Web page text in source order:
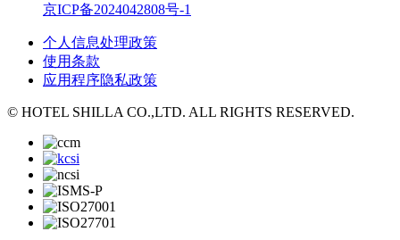
京ICP备2024042808号-1
个人信息处理政策
使用条款
应用程序隐私政策
© HOTEL SHILLA CO.,LTD. ALL RIGHTS RESERVED.